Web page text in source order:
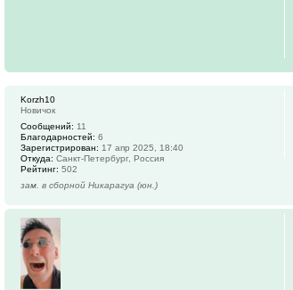
Korzh10
Новичок
Сообщений: 11
Благодарностей: 6
Зарегистрирован: 17 апр 2025, 18:40
Откуда: Санкт-Петербург, Россия
Рейтинг: 502
зам. в сборной Никарагуа (юн.)